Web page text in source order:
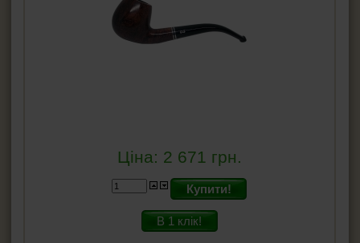
Ціна: 2 671 грн.
Купити!
В 1 клік!